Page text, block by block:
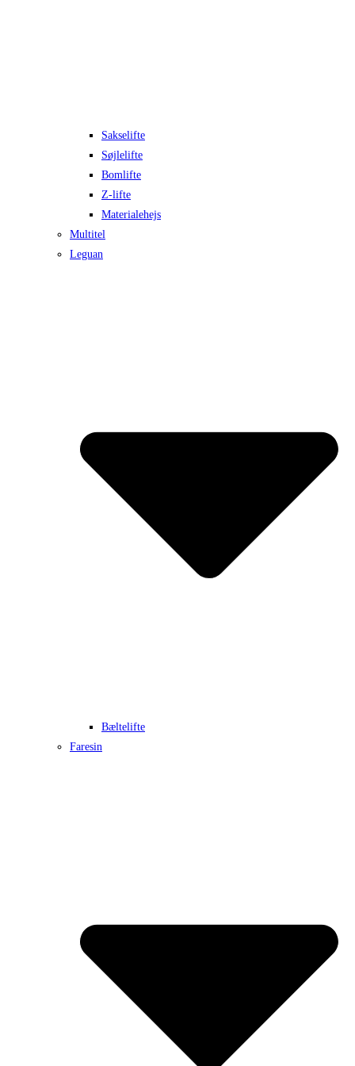
Sakselifte
Søjlelifte
Bomlifte
Z-lifte
Materialehejs
Multitel
Leguan
Bæltelifte
Faresin